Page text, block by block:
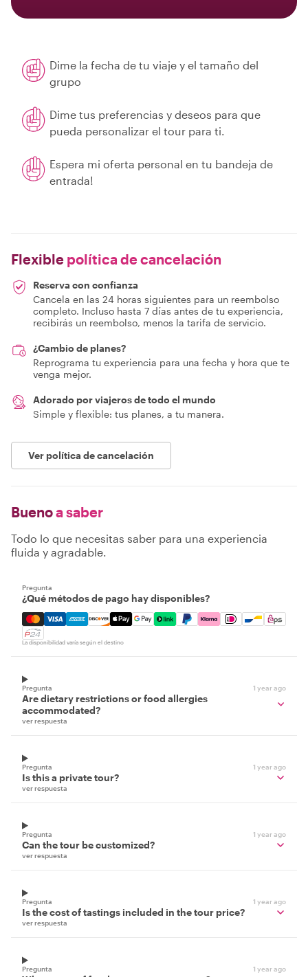
Dime la fecha de tu viaje y el tamaño del
grupo
Dime tus preferencias y deseos para que
pueda personalizar el tour para ti.
Espera mi oferta personal en tu bandeja de
entrada!
Flexible política de cancelación
Reserva con confianza
Cancela en las 24 horas siguientes para un reembolso
completo. Incluso hasta 7 días antes de tu experiencia,
recibirás un reembolso, menos la tarifa de servicio.
¿Cambio de planes?
Reprograma tu experiencia para una fecha y hora que te
venga mejor.
Adorado por viajeros de todo el mundo
Simple y flexible: tus planes, a tu manera.
Ver política de cancelación
Buenoa saber
Todo lo que necesitas saber para una experiencia
fluida y agradable.
Pregunta
¿Qué métodos de pago hay disponibles?
Mastercard, Visa, Amex, Discover, Apple Pay, Google
La disponibilidad varía según el destino
Pregunta 1 year ago
Are dietary restrictions or food allergies
accommodated?
ver respuesta
Pregunta 1 year ago
Is this a private tour?
ver respuesta
Pregunta 1 year ago
Can the tour be customized?
ver respuesta
Pregunta 1 year ago
Is the cost of tastings included in the tour price?
ver respuesta
Pregunta 1 year ago